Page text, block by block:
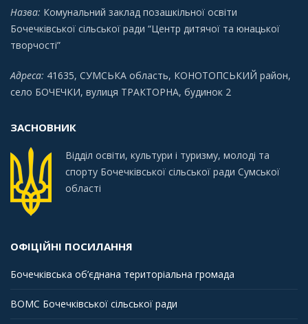
Назва: Комунальний заклад позашкільної освіти
Бочечківської сільської ради “Центр дитячої та юнацької
творчості”
Адреса: 41635, СУМСЬКА область, КОНОТОПСЬКИЙ район,
село БОЧЕЧКИ, вулиця ТРАКТОРНА, будинок 2
ЗАСНОВНИК
Відділ освіти, культури і туризму, молоді та
спорту Бочечківської сільської ради Сумської
області
ОФІЦІЙНІ ПОСИЛАННЯ
Бочечківська об’єднана територіальна громада
ВОМС Бочечківської сільської ради